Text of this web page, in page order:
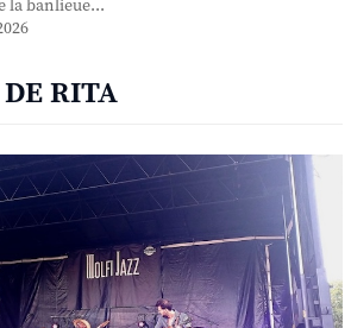
la banlieue...
RITA